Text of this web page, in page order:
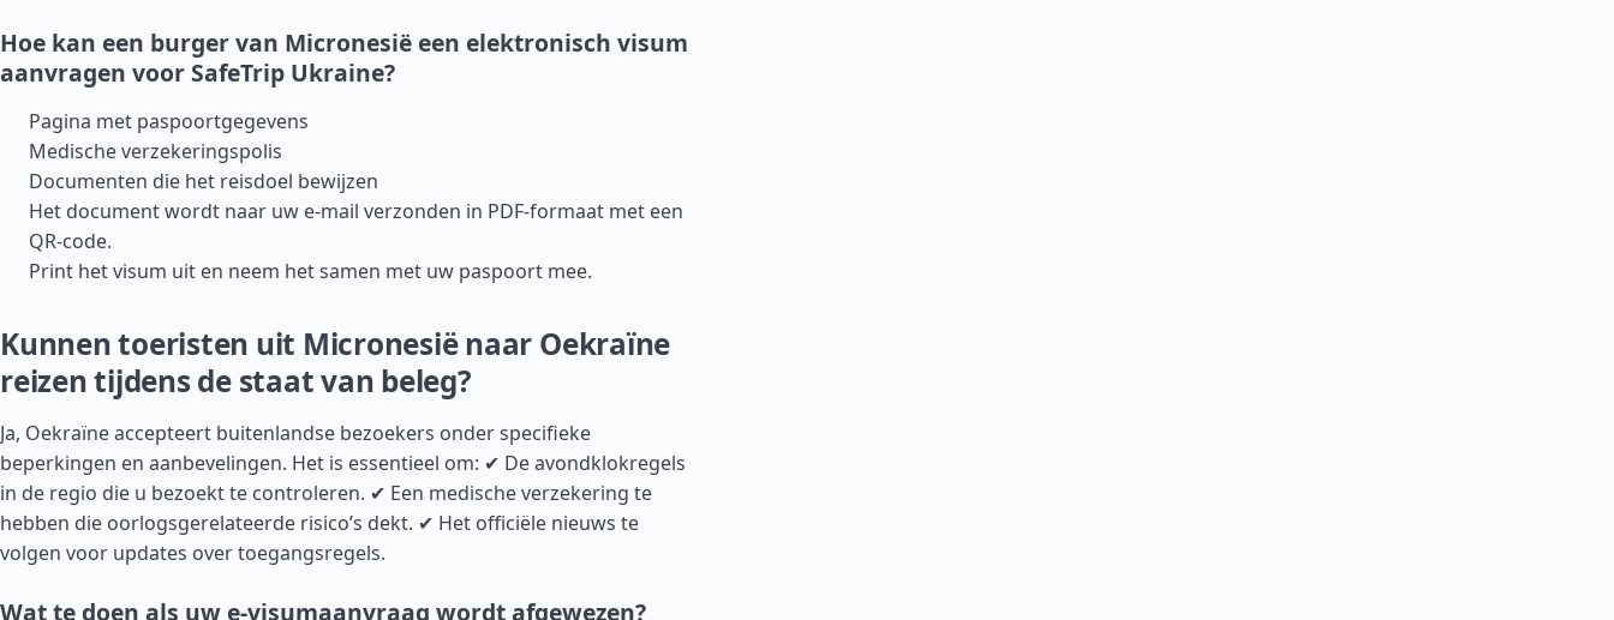
Hoe kan een burger van Micronesië een elektronisch visum
aanvragen voor SafeTrip Ukraine?
Pagina met paspoortgegevens
Medische verzekeringspolis
Documenten die het reisdoel bewijzen
Het document wordt naar uw e-mail verzonden in PDF-formaat met een
QR-code.
Print het visum uit en neem het samen met uw paspoort mee.
Kunnen toeristen uit Micronesië naar Oekraïne
reizen tijdens de staat van beleg?
Ja, Oekraïne accepteert buitenlandse bezoekers onder specifieke
beperkingen en aanbevelingen. Het is essentieel om: ✔ De avondklokregels
in de regio die u bezoekt te controleren. ✔ Een medische verzekering te
hebben die oorlogsgerelateerde risico’s dekt. ✔ Het officiële nieuws te
volgen voor updates over toegangsregels.
Wat te doen als uw e-visumaanvraag wordt afgewezen?